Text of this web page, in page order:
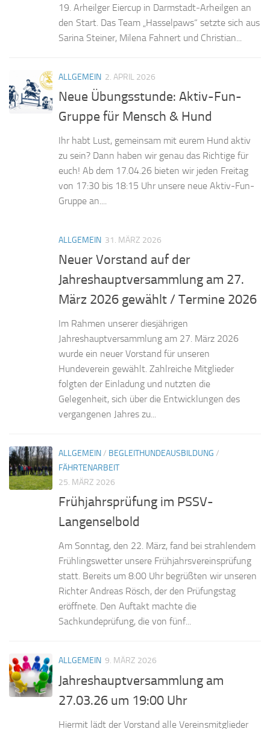
19. Arheilger Eiercup in Darmstadt‑Arheilgen an
den Start. Das Team „Hasselpaws“ setzte sich aus
Sarina Steiner, Milena Fahnert und Christian...
ALLGEMEIN 2. APRIL 2026
Neue Übungsstunde: Aktiv-Fun-
Gruppe für Mensch & Hund
Ihr habt Lust, gemeinsam mit eurem Hund aktiv
zu sein? Dann haben wir genau das Richtige für
euch! Ab dem 17.04.26 bieten wir jeden Freitag
von 17:30 bis 18:15 Uhr unsere neue Aktiv-Fun-
Gruppe an....
ALLGEMEIN 31. MÄRZ 2026
Neuer Vorstand auf der
Jahreshauptversammlung am 27.
März 2026 gewählt / Termine 2026
Im Rahmen unserer diesjährigen
Jahreshauptversammlung am 27. März 2026
wurde ein neuer Vorstand für unseren
Hundeverein gewählt. Zahlreiche Mitglieder
folgten der Einladung und nutzten die
Gelegenheit, sich über die Entwicklungen des
vergangenen Jahres zu...
ALLGEMEIN/ BEGLEITHUNDEAUSBILDUNG /
FÄHRTENARBEIT
25. MÄRZ 2026
Frühjahrsprüfung im PSSV-
Langenselbold
Am Sonntag, den 22. März, fand bei strahlendem
Frühlingswetter unsere Frühjahrsvereinsprüfung
statt. Bereits um 8:00 Uhr begrüßten wir unseren
Richter Andreas Rösch, der den Prüfungstag
eröffnete. Den Auftakt machte die
Sachkundeprüfung, die von fünf...
ALLGEMEIN 9. MÄRZ 2026
Jahreshauptversammlung am
27.03.26 um 19:00 Uhr
Hiermit lädt der Vorstand alle Vereinsmitglieder